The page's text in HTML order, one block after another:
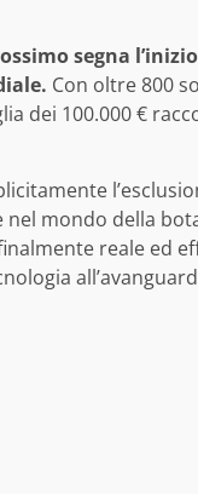
segna
Con oltre 800
dei 100.000 €
mondo della
reale ed